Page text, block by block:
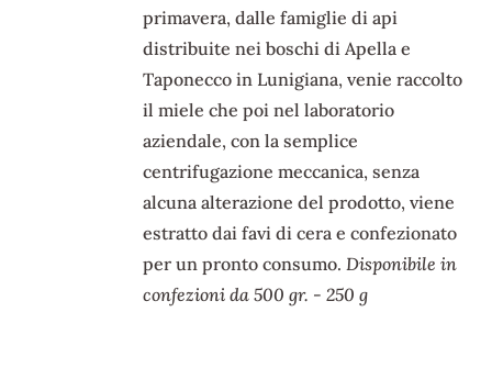
€ 10,00
primavera, dalle famiglie di api
distribuite nei boschi di Apella e
Taponecco in Lunigiana, venie raccolto
il miele che poi nel laboratorio
aziendale, con la semplice
centrifugazione meccanica, senza
alcuna alterazione del prodotto, viene
estratto dai favi di cera e confezionato
per un pronto consumo.Disponibile in
confezioni da 500 gr. - 250 g